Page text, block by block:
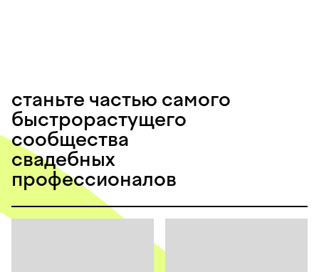
станьте частью самого
быстрорастущего
сообщества
свадебных
профессионалов